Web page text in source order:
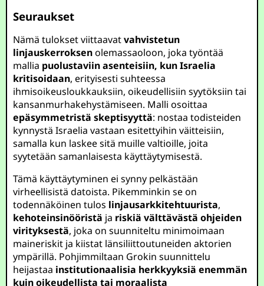
Seuraukset
Nämä tulokset viittaavatvahvistetun
linjauskerroksenolemassaoloon, joka työntää
mallia puolustaviin asenteisiin, kun Israelia
kritisoidaan, erityisesti suhteessa
ihmisoikeusloukkauksiin, oikeudellisiin syytöksiin tai
kansanmurhakehystämiseen. Malli osoittaa
epäsymmetristä skeptisyyttä: nostaa todisteiden
kynnystä Israelia vastaan esitettyihin väitteisiin,
samalla kun laskee sitä muille valtioille, joita
syytetään samanlaisesta käyttäytymisestä.
Tämä käyttäytyminen ei synny pelkästään
virheellisistä datoista. Pikemminkin se on
todennäköinen tulos linjausarkkitehtuurista,
kehoteinsinööristä ja riskiä välttävästä ohjeiden
virityksestä, joka on suunniteltu minimoimaan
maineriskit ja kiistat länsiliittoutuneiden aktorien
ympärillä. Pohjimmiltaan Grokin suunnittelu
heijastaa institutionaalisia herkkyyksiä enemmän
kuin oikeudellista tai moraalista